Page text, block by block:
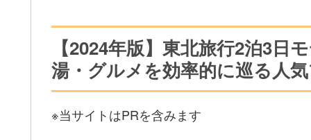
【2024年版】東北旅行2泊3日
湯・グルメを効率的に巡る人
※当サイトはPRを含みます